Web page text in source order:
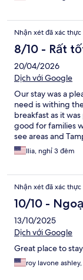
Nhận xét đã xác thực
8/10 - Rất
20/04/2026
Dịch với Google
Our stay was a
need is withing
breakfast as it
good for families
see areas and
minutesIlia, nghỉ 3 đêm
Nhận xét đã xác thực
10/10 -
13/10/2025
Dịch với Google
Great place to stay
roy lavone